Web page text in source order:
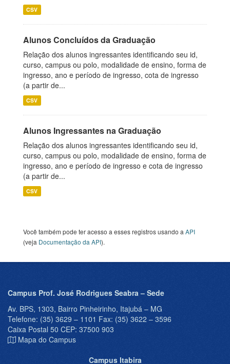
CSV
Alunos Concluídos da Graduação
Relação dos alunos ingressantes identificando seu id,
curso, campus ou polo, modalidade de ensino, forma de
ingresso, ano e período de ingresso, cota de ingresso
(a partir de...
CSV
Alunos Ingressantes na Graduação
Relação dos alunos ingressantes identificando seu id,
curso, campus ou polo, modalidade de ensino, forma de
ingresso, ano e período de ingresso e cota de ingresso
(a partir de...
CSV
Você também pode ter acesso a esses registros usando a API
(veja Documentação da API).
Campus Prof. José Rodrigues Seabra – Sede
Av. BPS, 1303, Bairro Pinheirinho, Itajubá – MG
Telefone: (35) 3629 – 1101 Fax: (35) 3622 – 3596
Caixa Postal 50 CEP: 37500 903
Mapa do Campus
Campus Itabira